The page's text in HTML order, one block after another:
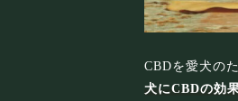
CBDを愛犬の
犬にCBDの効